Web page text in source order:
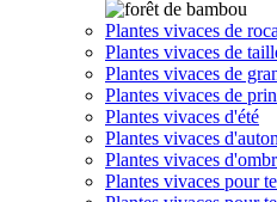
Plantes vivaces de
Plantes vivaces de
Plantes vivaces de
Plantes vivaces de
Plantes vivaces d'été
Plantes vivaces
Plantes vivaces
Plantes vivaces pour